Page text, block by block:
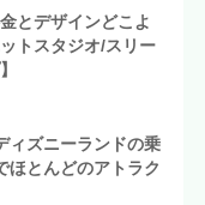
とデザインどこよ
トスタジオ/スリー
ィズニーランドの乗
ほとんどのアトラク